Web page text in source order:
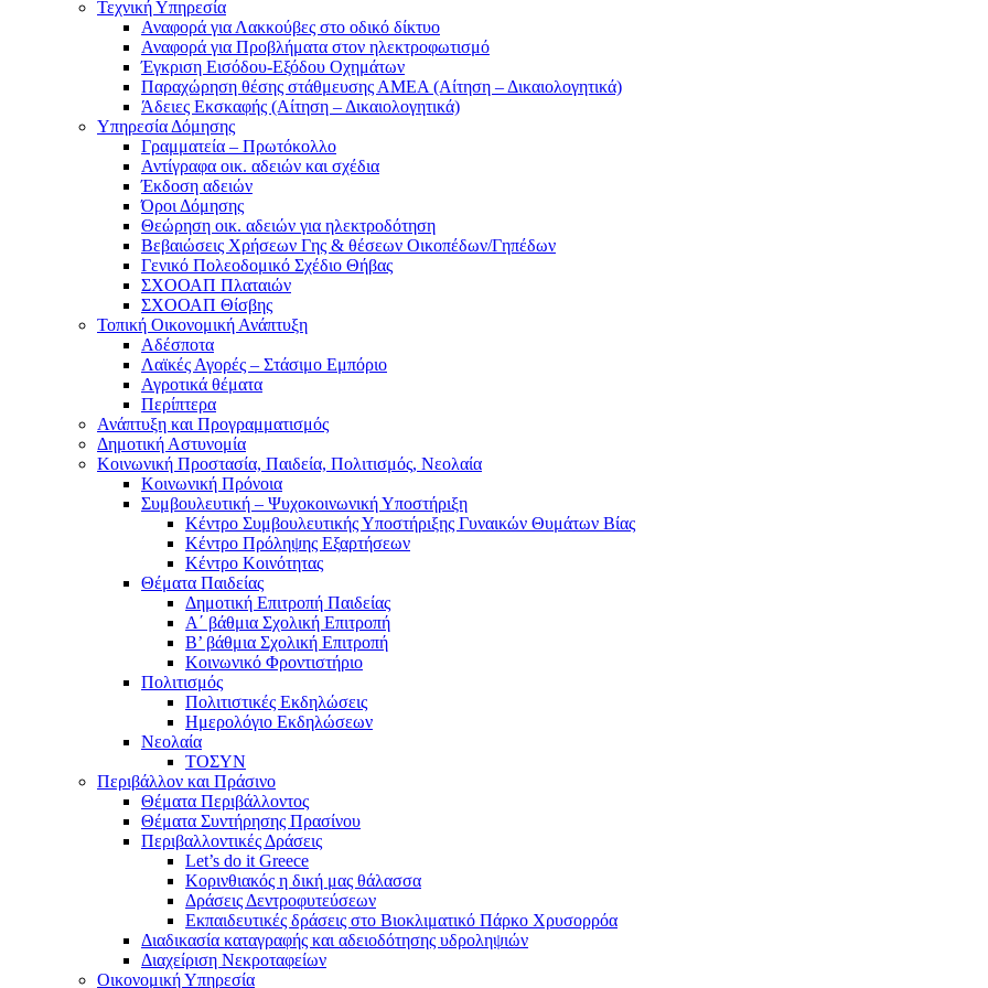
Τεχνική Υπηρεσία
Αναφορά για Λακκούβες στο οδικό δίκτυο
Αναφορά για Προβλήματα στον ηλεκτροφωτισμό
Έγκριση Εισόδου-Εξόδου Οχημάτων
Παραχώρηση θέσης στάθμευσης ΑΜΕΑ (Αίτηση – Δικαιολογητικά)
Άδειες Εκσκαφής (Αίτηση – Δικαιολογητικά)
Υπηρεσία Δόμησης
Γραμματεία – Πρωτόκολλο
Αντίγραφα οικ. αδειών και σχέδια
Έκδοση αδειών
Όροι Δόμησης
Θεώρηση οικ. αδειών για ηλεκτροδότηση
Βεβαιώσεις Χρήσεων Γης & θέσεων Οικοπέδων/Γηπέδων
Γενικό Πολεοδομικό Σχέδιο Θήβας
ΣΧΟΟΑΠ Πλαταιών
ΣΧΟΟΑΠ Θίσβης
Τοπική Οικονομική Ανάπτυξη
Αδέσποτα
Λαϊκές Αγορές – Στάσιμο Εμπόριο
Αγροτικά θέματα
Περίπτερα
Ανάπτυξη και Προγραμματισμός
Δημοτική Αστυνομία
Κοινωνική Προστασία, Παιδεία, Πολιτισμός, Νεολαία
Κοινωνική Πρόνοια
Συμβουλευτική – Ψυχοκοινωνική Υποστήριξη
Κέντρο Συμβουλευτικής Υποστήριξης Γυναικών Θυμάτων Βίας
Κέντρο Πρόληψης Εξαρτήσεων
Κέντρο Κοινότητας
Θέματα Παιδείας
Δημοτική Επιτροπή Παιδείας
Α΄ βάθμια Σχολική Επιτροπή
B’ βάθμια Σχολική Επιτροπή
Κοινωνικό Φροντιστήριο
Πολιτισμός
Πολιτιστικές Εκδηλώσεις
Ημερολόγιο Εκδηλώσεων
Νεολαία
ΤΟΣΥΝ
Περιβάλλον και Πράσινο
Θέματα Περιβάλλοντος
Θέματα Συντήρησης Πρασίνου
Περιβαλλοντικές Δράσεις
Let’s do it Greece
Kορινθιακός η δική μας θάλασσα
Δράσεις Δεντροφυτεύσεων
Εκπαιδευτικές δράσεις στο Βιοκλιματικό Πάρκο Χρυσορρόα
Διαδικασία καταγραφής και αδειοδότησης υδροληψιών
Διαχείριση Νεκροταφείων
Οικονομική Υπηρεσία